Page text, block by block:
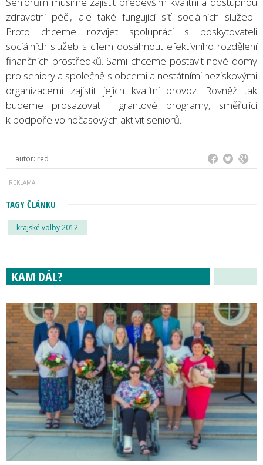
zdravotní péči, ale také fungující síť sociálních služeb.
Proto chceme rozvíjet spolupráci s poskytovateli
sociálních služeb s cílem dosáhnout efektivního rozdělení
finančních prostředků. Sami chceme postavit nové domy
pro seniory a společně s obcemi a nestátními neziskovými
organizacemi zajistit jejich kvalitní provoz. Rovněž tak
budeme prosazovat i grantové programy, směřující
k podpoře volnočasových aktivit seniorů.
autor: red
TAGY ČLÁNKU
krajské volby 2012
KAM DÁL?